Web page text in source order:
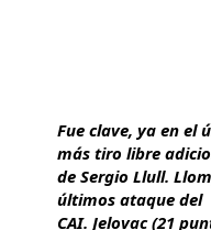
Fue clave, ya en el
más tiro libre
de Sergio Llull.
últimos ataque del
CAI. Jelovac (21